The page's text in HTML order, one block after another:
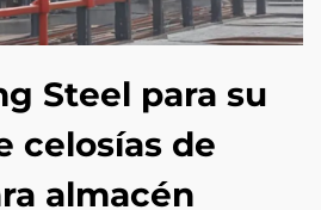
Steel para su
celosías de
almacén